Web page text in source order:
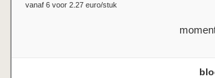
vanaf 6 voor 2.27 euro/stuk